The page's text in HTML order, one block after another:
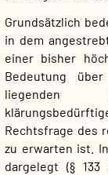
Grundsätzlich
in dem
einer bisher
Bedeutung
liegenden
Rechtsfrage des
zu erwarten ist.
dargelegt (§